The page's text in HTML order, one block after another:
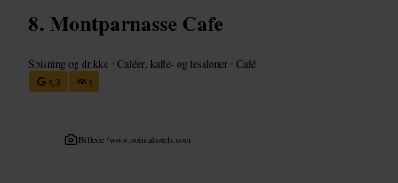
Montparnasse Cafe
Spisning og drikke •Caféer, kaffe- og tesaloner •Café
4,3
4
Billede /www.pointahotels.com